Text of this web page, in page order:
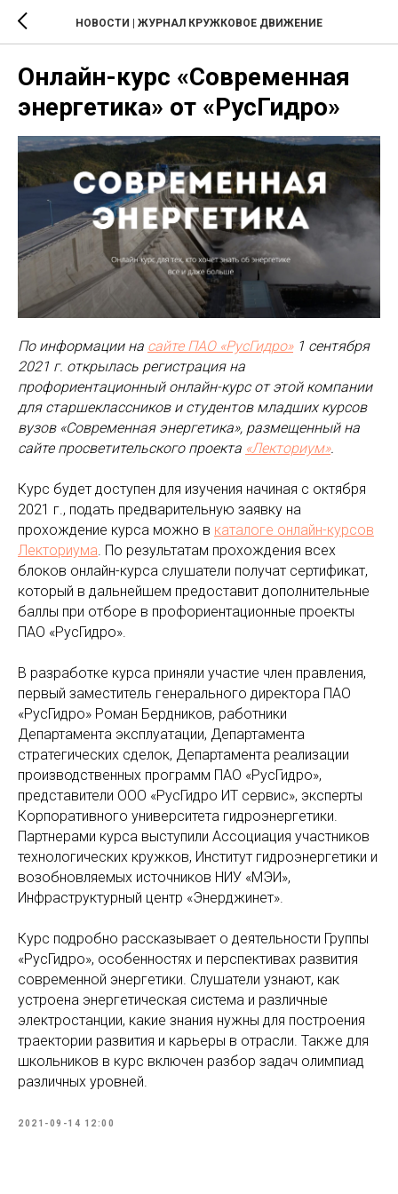
НОВОСТИ | ЖУРНАЛ КРУЖКОВОЕ ДВИЖЕНИЕ
Онлайн-курс «Современная
энергетика» от «РусГидро»
По информации на сайте ПАО «РусГидро»1 сентября
2021 г. открылась регистрация на
профориентационный онлайн-курс от этой компании
для старшеклассников и студентов младших курсов
вузов «Современная энергетика», размещенный на
сайте просветительского проекта «Лекториум».
Курс будет доступен для изучения начиная с октября
2021 г., подать предварительную заявку на
прохождение курса можно в каталоге онлайн-курсов
Лекториума . По результатам прохождения всех
блоков онлайн-курса слушатели получат сертификат,
который в дальнейшем предоставит дополнительные
баллы при отборе в профориентационные проекты
ПАО «РусГидро».
В разработке курса приняли участие член правления,
первый заместитель генерального директора ПАО
«РусГидро» Роман Бердников, работники
Департамента эксплуатации, Департамента
стратегических сделок, Департамента реализации
производственных программ ПАО «РусГидро»,
представители ООО «РусГидро ИТ сервис», эксперты
Корпоративного университета гидроэнергетики.
Партнерами курса выступили Ассоциация участников
технологических кружков, Институт гидроэнергетики и
возобновляемых источников НИУ «МЭИ»,
Инфраструктурный центр «Энерджинет».
Курс подробно рассказывает о деятельности Группы
«РусГидро», особенностях и перспективах развития
современной энергетики. Слушатели узнают, как
устроена энергетическая система и различные
электростанции, какие знания нужны для построения
траектории развития и карьеры в отрасли. Также для
школьников в курс включен разбор задач олимпиад
различных уровней.
2021-09-14 12:00